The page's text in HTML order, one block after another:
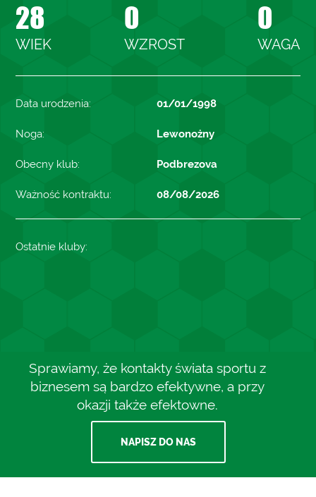
28
WIEK
0
WZROST
0
WAGA
Data urodzenia: 01/01/1998
Noga: Lewonożny
Obecny klub: Podbrezova
Ważność kontraktu: 08/08/2026
Ostatnie kluby:
Sprawiamy, że kontakty świata sportu z
biznesem są bardzo efektywne, a przy
okazji także efektowne.
NAPISZ DO NAS